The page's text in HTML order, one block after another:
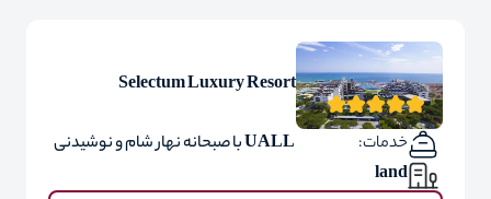
Selectum Luxury Resort
خدمات:
UALL با صبحانه نهار شام و نوشیدنی
land